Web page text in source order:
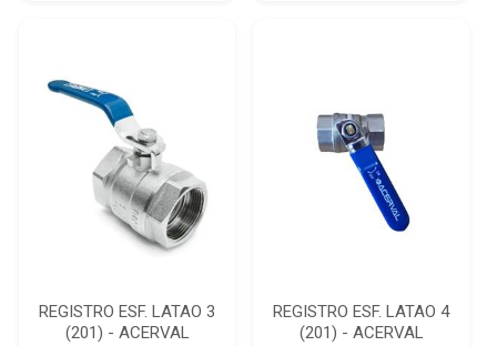
REGISTRO ESF. LATAO 3
(201) - ACERVAL
REGISTRO ESF. LATAO 4
(201) - ACERVAL